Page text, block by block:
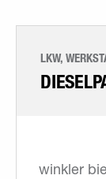
LKW,
winkler